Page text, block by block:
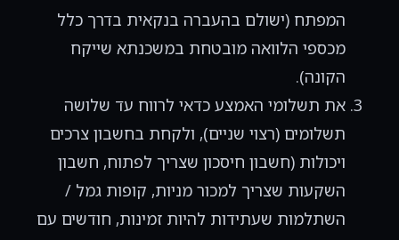
המפתח (ישולם בהעברה בנקאית בדרך כלל
מכספי הלוואה מובטחת במשכנתא שייקח
הקונה).
את תשלומי האמצע כדאי לרווח עד שלושה
תשלומים (רצוי שניים), ולקחת בחשבון צרכים
ויכולות (חשבון חיסכון שצריך לפתוח, חשבון
השקעות שצריך למכור מניות, קופות גמל /
השתלמות שעתידות להיות זמינות, חודשים עם